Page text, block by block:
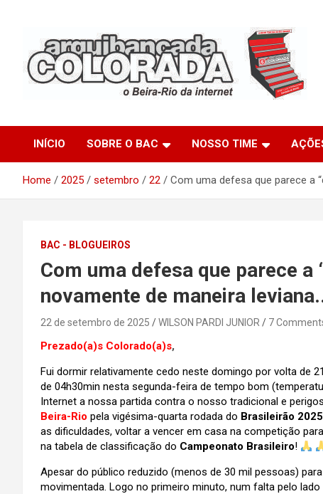
Arquibancada Colorada
INÍCIO SOBRE O BAC NOSSO TIME
Home 2025 setembro 22 Com uma defesa que parece a
BAC - BLOGUEIROS
Com uma defesa que parece a
novamente de maneira
22 de setembro de 2025 WILSON PARDI JUNIOR 7
Prezado(a)s Colorado(a)s,
Fui dormir relativamente cedo neste domingo por volta de
de 04h30min nesta segunda-feira de tempo bom
Internet a nossa partida contra o nosso tradicional e
Beira-Rio pela vigésima-quarta rodada do Brasileirão 2025
as dificuldades, voltar a vencer em casa na competição
na tabela de classificação do Campeonato Brasileiro!
Apesar do público reduzido (menos de 30 mil pessoas)
movimentada. Logo no primeiro minuto, num falta pelo lado